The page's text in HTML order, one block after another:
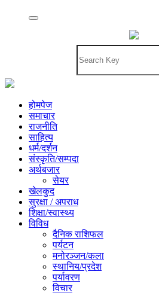
होमपेज
समाचार
राजनीति
साहित्य
धर्म/दर्शन
संस्कृति/सम्पदा
अर्थबजार
सेयर
खेलकुद
सुरक्षा / अपराध
शिक्षा/स्वास्थ्य
विविध
दैनिक राशिफल
पर्यटन
मनोरञ्जन/कला
स्थानिय/प्रदेश
पर्यावरण
विचार